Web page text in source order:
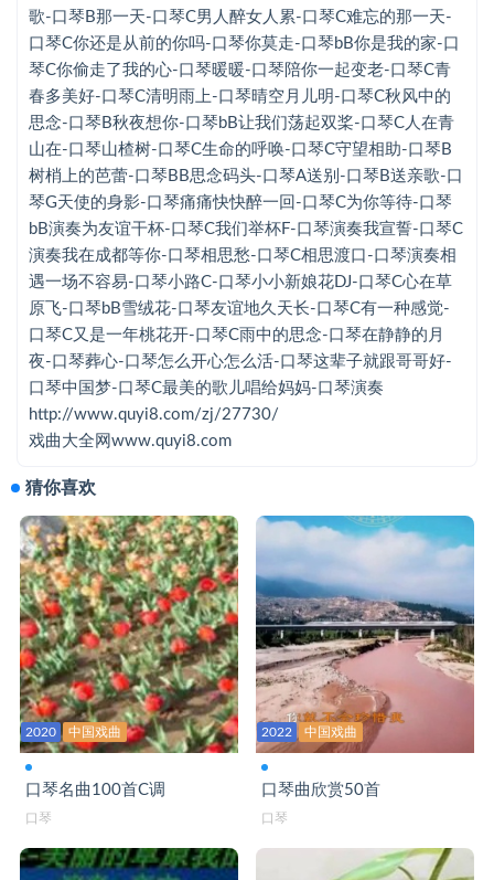
家乡的小河C-口琴
今夜草原有雨-口琴C
酒醉的雨滴bA-口琴
老家-口琴B
溜溜的姑娘像朵花-口琴G
妈妈留给我一首歌-口琴B
那一天-口琴C
男人醉女人累-口琴C
难忘的那一天-口琴C
你还是从前的你吗-口琴
你莫走-口琴bB
你是我的家-口琴C
你偷走了我的心-口琴
暖暖-口琴
陪你一起变老-口琴C
青春多美好-口琴C
清明雨上-口琴
秋风中的思念-口琴B
秋夜想你-口琴bB
歌-口琴B那一天-口琴C男人醉女人累-口琴C难忘的那一天-
口琴C你还是从前的你吗-口琴你莫走-口琴bB你是我的家-口
琴C你偷走了我的心-口琴暖暖-口琴陪你一起变老-口琴C青
春多美好-口琴C清明雨上-口琴晴空月儿明-口琴C秋风中的
思念-口琴B秋夜想你-口琴bB让我们荡起双桨-口琴C人在青
山在-口琴山楂树-口琴C生命的呼唤-口琴C守望相助-口琴B
树梢上的芭蕾-口琴BB思念码头-口琴A送别-口琴B送亲歌-口
琴G天使的身影-口琴痛痛快快醉一回-口琴C为你等待-口琴
bB演奏为友谊干杯-口琴C我们举杯F-口琴演奏我宣誓-口琴C
演奏我在成都等你-口琴相思愁-口琴C相思渡口-口琴演奏相
遇一场不容易-口琴小路C-口琴小小新娘花DJ-口琴C心在草
原飞-口琴bB雪绒花-口琴友谊地久天长-口琴C有一种感觉-
口琴C又是一年桃花开-口琴C雨中的思念-口琴在静静的月
夜-口琴葬心-口琴怎么开心怎么活-口琴这辈子就跟哥哥好-
口琴中国梦-口琴C最美的歌儿唱给妈妈-口琴演奏
http://www.quyi8.com/zj/27730/
戏曲大全网www.quyi8.com
猜你喜欢
2020 中国戏曲
口琴名曲100首C调
口琴
2022 中国戏曲
口琴曲欣赏50首
口琴